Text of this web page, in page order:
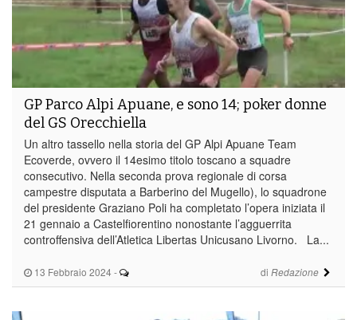
13 Febbraio 2024 - di Redazione
GP Parco Alpi Apuane, e sono 14; poker donne
del GS Orecchiella
Un altro tassello nella storia del GP Alpi Apuane Team
Ecoverde, ovvero il 14esimo titolo toscano a squadre
consecutivo. Nella seconda prova regionale di corsa
campestre disputata a Barberino del Mugello), lo squadrone
del presidente Graziano Poli ha completato l’opera iniziata il
21 gennaio a Castelfiorentino nonostante l’agguerrita
controffensiva dell’Atletica Libertas Unicusano Livorno. La...